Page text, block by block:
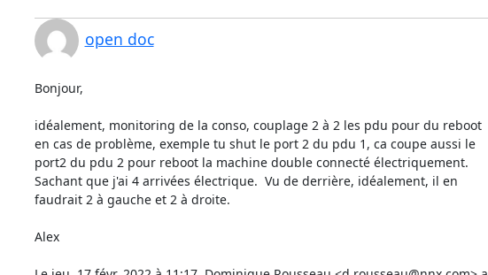
open doc
Bonjour,
idéalement, monitoring de la conso, couplage 2 à 2 les pdu pour du reboot
en cas de problème, exemple tu shut le port 2 du pdu 1, ca coupe aussi le
port2 du pdu 2 pour reboot la machine double connecté électriquement.
Sachant que j'ai 4 arrivées électrique.  Vu de derrière, idéalement, il en
faudrait 2 à gauche et 2 à droite.
Alex